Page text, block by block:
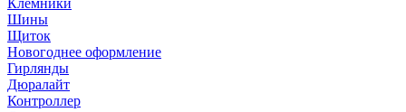
Клемники
Шины
Щиток
Новогоднее оформление
Гирлянды
Дюралайт
Контроллер